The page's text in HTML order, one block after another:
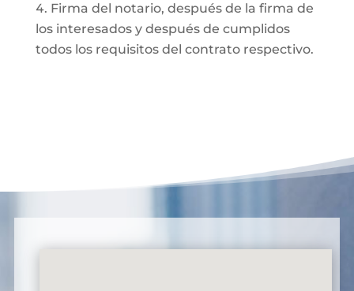
Firma del notario, después de la firma de
los interesados y después de cumplidos
todos los requisitos del contrato respectivo.